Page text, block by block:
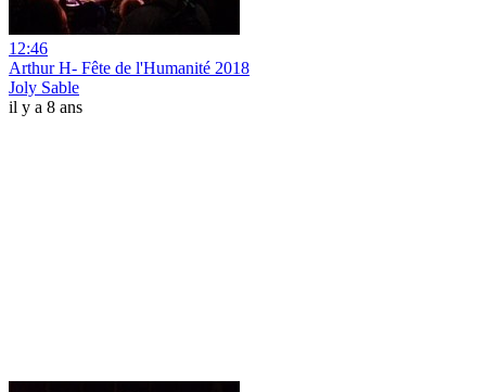
12:46
Arthur H- Fête de l'Humanité 2018
Joly Sable
il y a 8 ans